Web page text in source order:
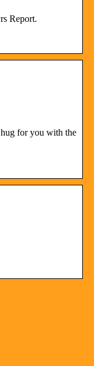
Report.
for you with the